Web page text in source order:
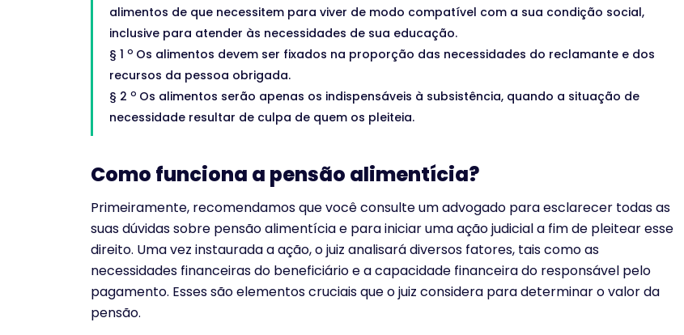
alimentos de que necessitem para viver de modo compatível com a sua condição social,
inclusive para atender às necessidades de sua educação.
§ 1 o Os alimentos devem ser fixados na proporção das necessidades do reclamante e dos
recursos da pessoa obrigada.
§ 2 o Os alimentos serão apenas os indispensáveis à subsistência, quando a situação de
necessidade resultar de culpa de quem os pleiteia.
Como funciona a pensão alimentícia?
Primeiramente, recomendamos que você consulte um advogado para esclarecer todas as
suas dúvidas sobre pensão alimentícia e para iniciar uma ação judicial a fim de pleitear esse
direito. Uma vez instaurada a ação, o juiz analisará diversos fatores, tais como as
necessidades financeiras do beneficiário e a capacidade financeira do responsável pelo
pagamento. Esses são elementos cruciais que o juiz considera para determinar o valor da
pensão.